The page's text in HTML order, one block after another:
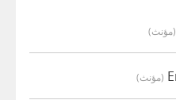
(مؤنث)
(مؤنث)